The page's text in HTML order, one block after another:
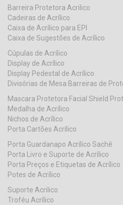
Barreira Protetora Acrilico
Cadeiras de Acrílico
Caixa de Acrílico para EPI
Caixa de Sugestões de Acrílico
Cúpulas de Acrílico
Display de Acrílico
Display Pedestal de Acrílico
Divisórias de Mesa Barreiras de
Mascara Protetora Facial Shield
Medalha de Acrílico
Nichos de Acrílico
Porta Cartões Acrílico
Porta Guardanapo Acrílico Sachê
Porta Livro e Suporte de Acrílico
Porta Preços e Etiquetas de Acrílico
Potes de Acrílico
Suporte Acrilico
Troféu Acrílico